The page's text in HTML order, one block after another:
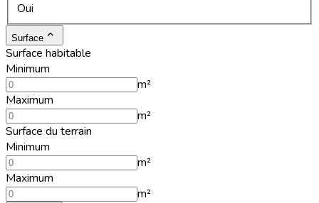
Oui
Surface
Surface habitable
Minimum
m²
Maximum
m²
Surface du terrain
Minimum
m²
Maximum
m²